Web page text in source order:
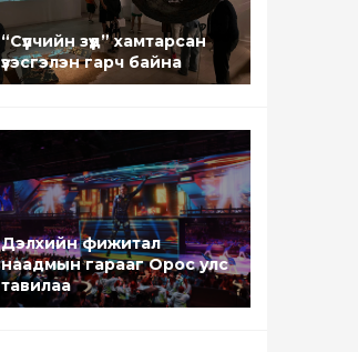
“Сүүлчийн зүүд” хамтарсан
үзэсгэлэн гарч байна
Дэлхийн фижитал
наадмын гарааг Орос улс
тавилаа